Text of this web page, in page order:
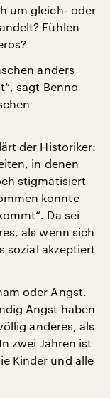
um gleich- oder
Fühlen
anders
sagt Benno
der Historiker:
in denen
stigmatisiert
konnte
Da sei
als wenn sich
sozial akzeptiert
oder Angst.
Angst haben
anderes, als
zwei Jahren ist
Kinder und alle